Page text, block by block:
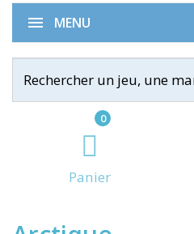
0
Panier
MENU
Bouteille